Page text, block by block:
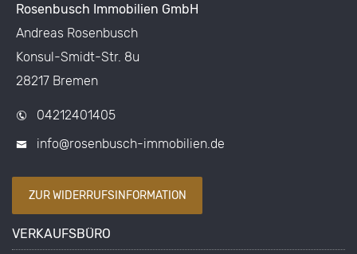
Rosenbusch Immobilien GmbH
Andreas Rosenbusch
Konsul-Smidt-Str. 8u
28217 Bremen
04212401405
info@rosenbusch-immobilien.de
ZUR WIDERRUFSINFORMATION
VERKAUFSBÜRO